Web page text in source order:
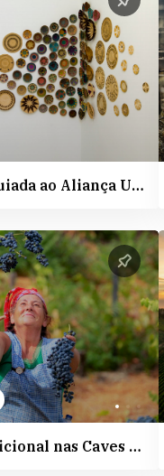
III Visita guiada ao Aliança Underground Museum
Menu Tradicional nas Caves Messias